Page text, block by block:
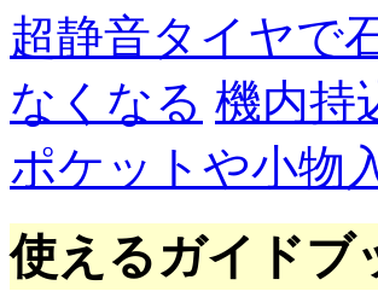
超静音タイヤで
なくなる 機内持
ポケットや小物
使えるガイドブ